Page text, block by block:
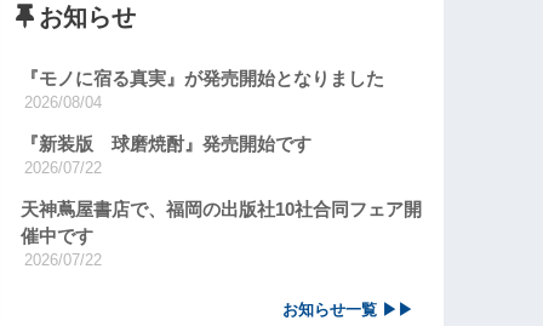
お知らせ
『モノに宿る真実』が発売開始となりました
2026/08/04
『新装版 球磨焼酎』発売開始です
2026/07/22
天神蔦屋書店で、福岡の出版社10社合同フェア開
催中です
2026/07/22
お知らせ一覧 ▶▶